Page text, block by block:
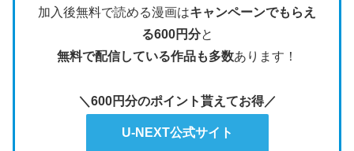
加入後無料で読める漫画はキャンペーンでもらえ
る600円分と
無料で配信している作品も多数あります！
＼600円分のポイント貰えてお得／
U-NEXT公式サイト